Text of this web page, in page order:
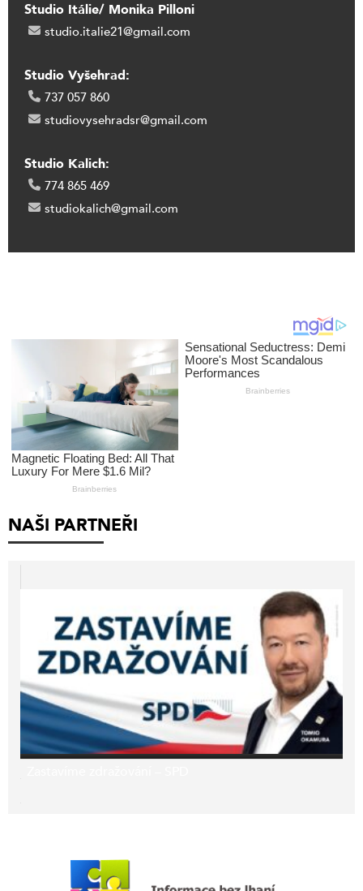
Studio Itálie/ Monika Pilloni
studio.italie21@gmail.com
Studio Vyšehrad:
737 057 860
studiovysehradsr@gmail.com
Studio Kalich:
774 865 469
studiokalich@gmail.com
NAŠI PARTNEŘI